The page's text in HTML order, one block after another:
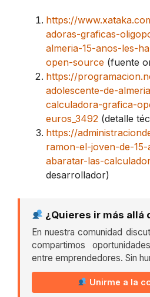
https://
adoras-graficas-
almeria-15-anos-les-
open-source (fuente
https://
adolescente-de-
calculadora-grafica-
euros_3492 (detalle
https://
ramon-el-joven-de-
abaratar-las-
desarrollador)
¿Quieres ir más allá
En nuestra comunidad
compartimos
entre emprendedores. Sin
Unirme a la